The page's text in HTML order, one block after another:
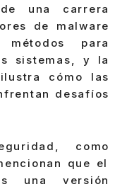
una carrera
de malware
métodos para
sistemas, y la
cómo las
desafíos
como
que el
una versión